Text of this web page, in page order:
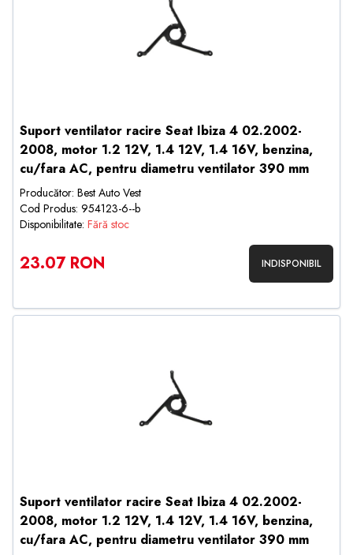
Suport ventilator racire Seat Ibiza 4 02.2002-
2008, motor 1.2 12V, 1.4 12V, 1.4 16V, benzina,
cu/fara AC, pentru diametru ventilator 390 mm
Producător: Best Auto Vest
Cod Produs: 954123-6--b
Disponibilitate: Fără stoc
23.07 RON INDISPONIBIL
Suport ventilator racire Seat Ibiza 4 02.2002-
2008, motor 1.2 12V, 1.4 12V, 1.4 16V, benzina,
cu/fara AC, pentru diametru ventilator 390 mm